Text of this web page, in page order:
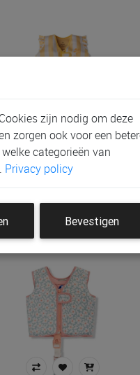
Zwemvest & Puddle
Jumper Swim Essentials…
€ 34,95
zijn nodig om deze
zorgen ook voor een
categorieën van
Privacy policy
Bevestigen